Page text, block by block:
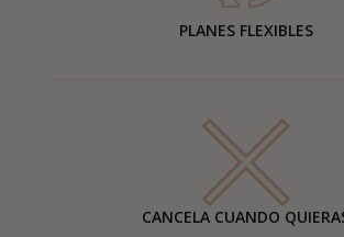
PLANES FLEXIBLES
CANCELA CUANDO